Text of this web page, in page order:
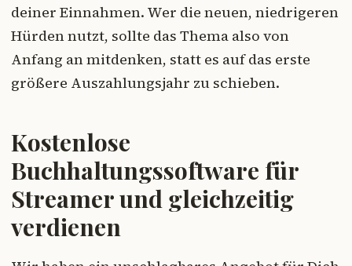
deiner Einnahmen. Wer die neuen, niedrigeren
Hürden nutzt, sollte das Thema also von
Anfang an mitdenken, statt es auf das erste
größere Auszahlungsjahr zu schieben.
Kostenlose
Buchhaltungssoftware für
Streamer und gleichzeitig
verdienen